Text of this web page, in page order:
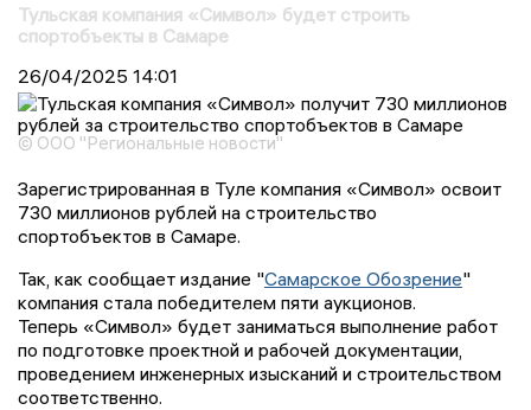
Тульская компания «Символ» будет строить
спортобъекты в Самаре
26/04/2025 14:01
© ООО "Региональные новости"
Зарегистрированная в Туле компания «Символ» освоит
730 миллионов рублей на строительство
спортобъектов в Самаре.
Так, как сообщает издание "Самарское Обозрение"
компания стала победителем пяти аукционов.
Теперь «Символ» будет заниматься выполнение работ
по подготовке проектной и рабочей документации,
проведением инженерных изысканий и строительством
соответственно.